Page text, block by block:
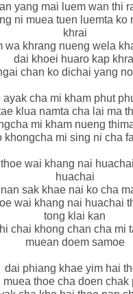
yang mai luem wan thi
ni muea tuen luemta ko
khrai
wa khrang nueng wela
dai khoei huaro kap
chan ko dichai yang
ayak cha mi kham phut
klua namta cha lai ma
mi kham nueng
khongcha mi sing ni cha
wai khang nai
huachai
sak khae nai ko cha
wai khang nai huachai
tong klai kan
chai khong chan cha mi
muean doem samoe
dai phiang khae yim hai
muea thoe cha doen chak